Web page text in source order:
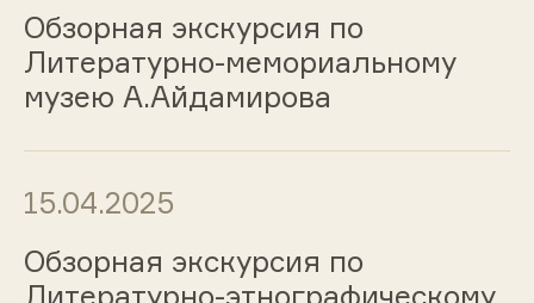
Обзорная экскурсия по
Литературно-мемориальному
музею А.Айдамирова
15.04.2025
Обзорная экскурсия по